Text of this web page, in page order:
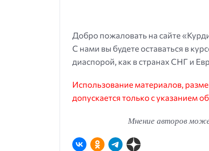
Добро пожаловать на сайте
С нами вы будете оставаться в
диаспорой, как в странах СНГ и
Использование материалов,
допускается только с указанием
Мнение авторов